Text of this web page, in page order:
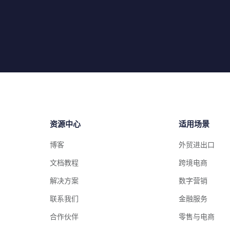
资源中心
博客
文档教程
解决方案
联系我们
合作伙伴
适用场景
外贸进出口
跨境电商
数字营销
金融服务
零售与电商